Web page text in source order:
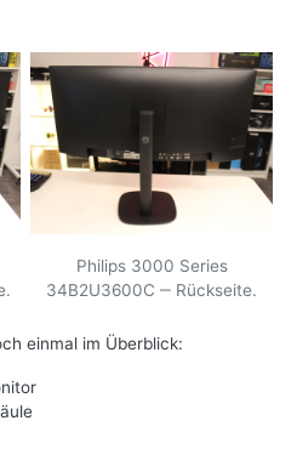
Philips 3000 Series
34B2U3600C ‒ Rückseite.
einmal im Überblick: